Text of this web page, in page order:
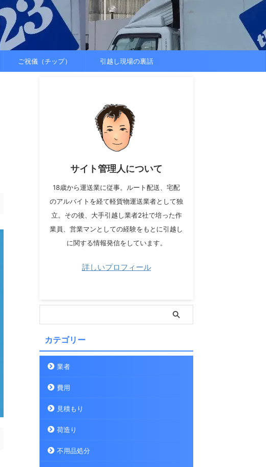
ご祝儀（チップ） 引越し現場の裏話
サイト管理人について
18歳から運送業に従事。ルート配送、宅配
のアルバイトを経て軽貨物運送業者として独
立。その後、大手引越し業者2社で培った作
業員、営業マンとしての経験をもとに引越し
に関する情報発信をしています。
詳しいプロフィール
カテゴリー
業者
費用
見積もり
荷造り
不用品処分